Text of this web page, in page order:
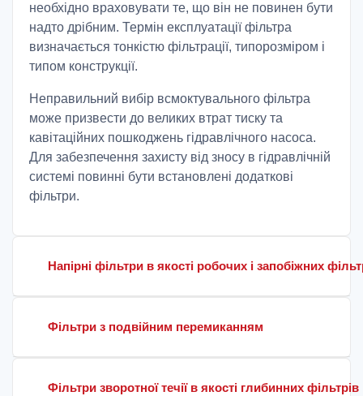
необхідно враховувати те, що він не повинен бути
надто дрібним. Термін експлуатації фільтра
визначається тонкістю фільтрації, типорозміром і
типом конструкції.
Неправильний вибір всмоктувального фільтра
може призвести до великих втрат тиску та
кавітаційних пошкоджень гідравлічного насоса.
Для забезпечення захисту від зносу в гідравлічній
системі повинні бути встановлені додаткові
фільтри.
Напірні фільтри в якості робочих і запобіжних
Фільтри з подвійним перемиканням
Фільтри зворотної течії в якості глибинних фільтрів